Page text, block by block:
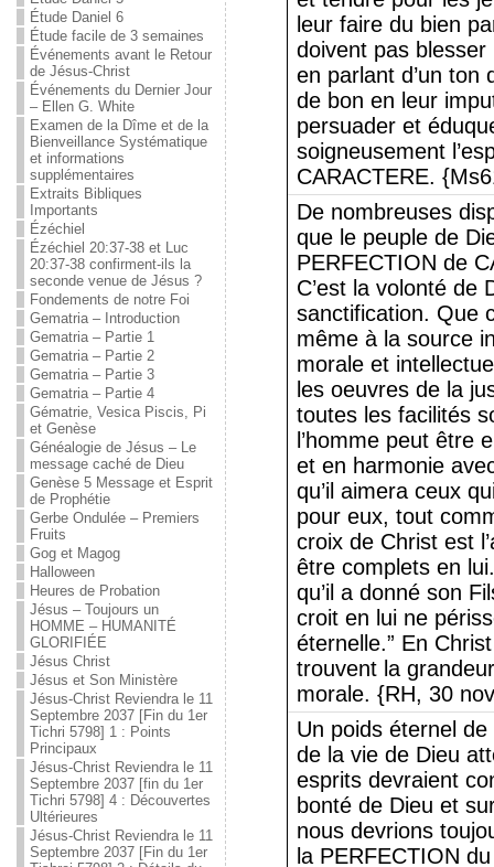
Étude Daniel 6
Étude facile de 3 semaines
Événements avant le Retour
de Jésus-Christ
Événements du Dernier Jour
– Ellen G. White
Examen de la Dîme et de la
Bienveillance Systématique
et informations
supplémentaires
Extraits Bibliques
Importants
Ézéchiel
Ézéchiel 20:37-38 et Luc
20:37-38 confirment-ils la
seconde venue de Jésus ?
Fondements de notre Foi
Gematria – Introduction
Gematria – Partie 1
Gematria – Partie 2
Gematria – Partie 3
Gematria – Partie 4
Gématrie, Vesica Piscis, Pi
et Genèse
Généalogie de Jésus – Le
message caché de Dieu
Genèse 5 Message et Esprit
de Prophétie
Gerbe Ondulée – Premiers
Fruits
Gog et Magog
Halloween
Heures de Probation
Jésus – Toujours un
HOMME – HUMANITÉ
GLORIFIÉE
Jésus Christ
Jésus et Son Ministère
Jésus-Christ Reviendra le 11
Septembre 2037 [Fin du 1er
Tichri 5798] 1 : Points
Principaux
Jésus-Christ Reviendra le 11
Septembre 2037 [fin du 1er
Tichri 5798] 4 : Découvertes
Ultérieures
Jésus-Christ Reviendra le 11
Septembre 2037 [Fin du 1er
leur faire du bien
doivent pas blesser
en parlant d’un ton
de bon en leur
persuader et
soigneusement
CARACTERE.
De nombreuses
que le peuple de
PERFECTION de
C’est la volonté de
sanctification. Que
même à la source
morale et
les oeuvres de la
toutes les facilités
l’homme peut être
et en harmonie
qu’il aimera ceux
pour eux, tout
croix de Christ est
être complets en
qu’il a donné son
croit en lui ne
éternelle.” En
trouvent la
morale. {RH, 30
Un poids éternel
de la vie de Dieu
esprits devraient
bonté de Dieu et
nous devrions
la PERFECTION